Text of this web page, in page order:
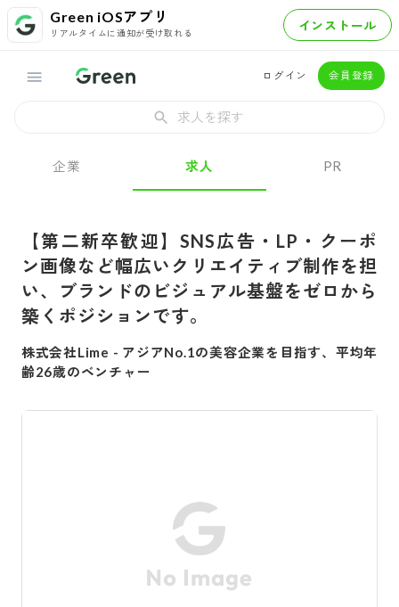
Green iOSアプリ
リアルタイムに通知が受け取れる インストール
ログイン 会員登録
求人を探す
企業 求人 PR
【第二新卒歓迎】SNS広告・LP・クーポ
ン画像など幅広いクリエイティブ制作を担
い、ブランドのビジュアル基盤をゼロから
築くポジションです。
株式会社Lime - アジアNo.1の美容企業を目指す、平均年
齢26歳のベンチャー